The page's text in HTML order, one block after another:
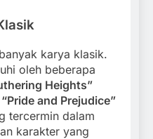
karya klasik.
oleh beberapa
Heights”
“Pride and Prejudice”
tercermin dalam
karakter yang